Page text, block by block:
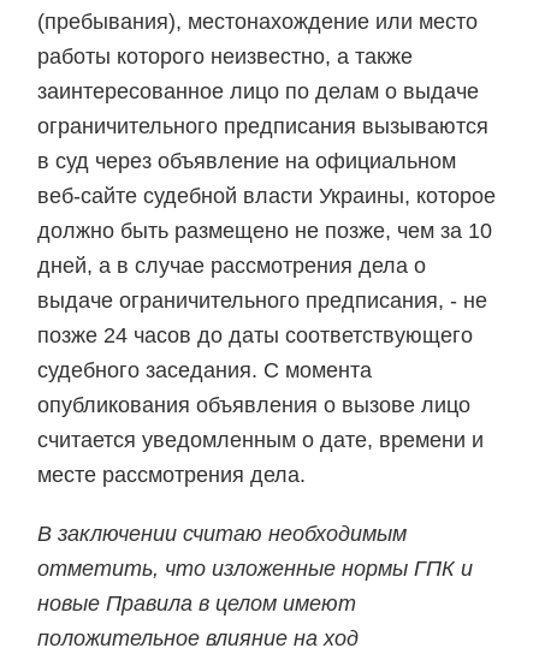
(пребывания), местонахождение или место
работы которого неизвестно, а также
заинтересованное лицо по делам о выдаче
ограничительного предписания вызываются
в суд через объявление на официальном
веб-сайте судебной власти Украины, которое
должно быть размещено не позже, чем за 10
дней, а в случае рассмотрения дела о
выдаче ограничительного предписания, - не
позже 24 часов до даты соответствующего
судебного заседания. С момента
опубликования объявления о вызове лицо
считается уведомленным о дате, времени и
месте рассмотрения дела.
В заключении считаю необходимым
отметить, что изложенные нормы ГПК и
новые Правила в целом имеют
положительное влияние на ход